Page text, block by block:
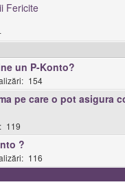
Fericite
un P-Konto?
154
pe care o pot asigura
119
?
116